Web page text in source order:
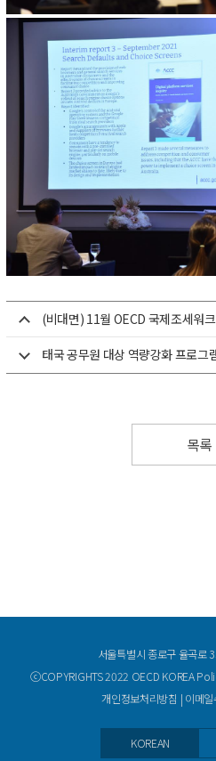
(비대면) 11월 OECD 국제조세
태국 공무원 대상 역량강화 프로그
목록
서울특별시 종로구 율곡로
ⓒCOPYRIGHTS 2022 OECD KOREA
개인정보처리방침 | 이메
KOREAN